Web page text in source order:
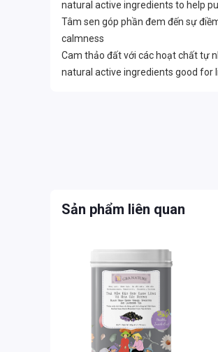
natural active ingredients to help
Tâm sen góp phần đem đến sự
calmness
Cam thảo đất với các hoạt chất tự
natural active ingredients good for
Sản phẩm liên quan